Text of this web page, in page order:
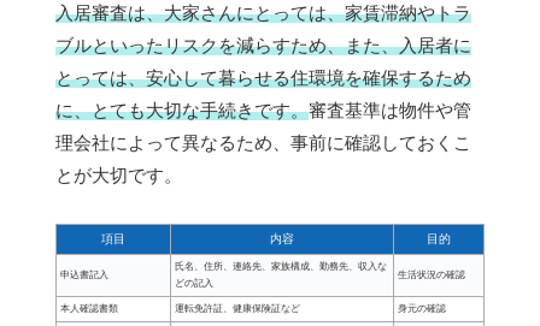
入居審査は、大家さんにとっては、家賃滞納やトラ
ブルといったリスクを減らすため、また、入居者に
とっては、安心して暮らせる住環境を確保するため
に、とても大切な手続きです。審査基準は物件や管
理会社によって異なるため、事前に確認しておくこ
とが大切です。
項目 内容 目的
申込書記入
氏名、住所、連絡先、家族構成、勤務先、収入な
どの記入
生活状況の確認
本人確認書類 運転免許証、健康保険証など 身元の確認